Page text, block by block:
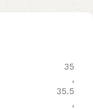
35
,
35.5
,